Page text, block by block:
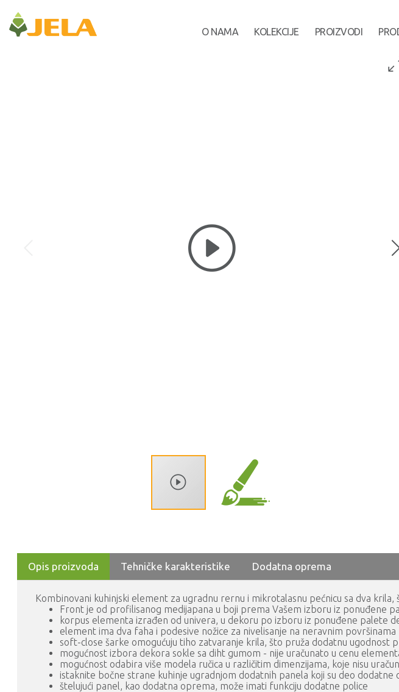
O NAMA KOLEKCIJE PROIZVODI
Opis proizvoda Tehničke karakteristike Dodatna oprema
Kombinovani kuhinjski element za ugradnu rernu i mikrotalasnu pećnicu sa dva krila,
Front je od profilisanog medijapana u boji prema Vašem izboru iz ponuđene
korpus elementa izrađen od univera, u dekoru po izboru iz ponuđene palete
element ima dva faha i podesive nožice za nivelisanje na neravnim površinama
soft-close šarke omogućuju tiho zatvaranje krila, što pruža dodatnu ugodnost
mogućnost izbora dekora sokle sa diht gumom - nije uračunato u cenu
mogućnost odabira više modela ručica u različitim dimenzijama, koje nisu
istaknite bočne strane kuhinje ugradnjom dodatnih panela koji su deo dodatne
štelujući panel, kao dodatna oprema, može imati funkciju dodatne police